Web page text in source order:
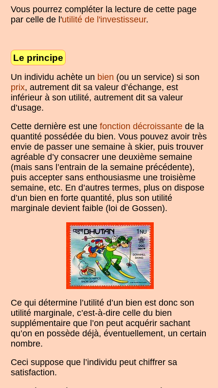
Vous pourrez compléter la lecture de cette page
par celle de l'utilité de l'investisseur.
Le principe
Un individu achète un bien (ou un service) si son
prix, autrement dit sa valeur d’échange, est
inférieur à son utilité, autrement dit sa valeur
d’usage.
Cette dernière est unefonction décroissante de la
quantité possédée du bien. Vous pouvez avoir très
envie de passer une semaine à skier, puis trouver
agréable d’y consacrer une deuxième semaine
(mais sans l’entrain de la semaine précédente),
puis accepter sans enthousiasme une troisième
semaine, etc. En d’autres termes, plus on dispose
d’un bien en forte quantité, plus son utilité
marginale devient faible (loi de Gossen).
Ce qui détermine l’utilité d’un bien est donc son
utilité marginale, c’est-à-dire celle du bien
supplémentaire que l’on peut acquérir sachant
qu’on en possède déjà, éventuellement, un certain
nombre.
Ceci suppose que l’individu peut chiffrer sa
satisfaction.